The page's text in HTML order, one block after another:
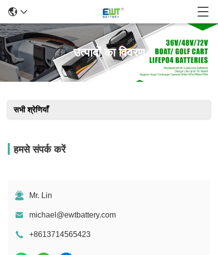
उत्पादों का विवरण
सभी श्रेणियाँ
हमसे संपर्क करें
Mr. Lin
michael@ewtbattery.com
+8613714565423